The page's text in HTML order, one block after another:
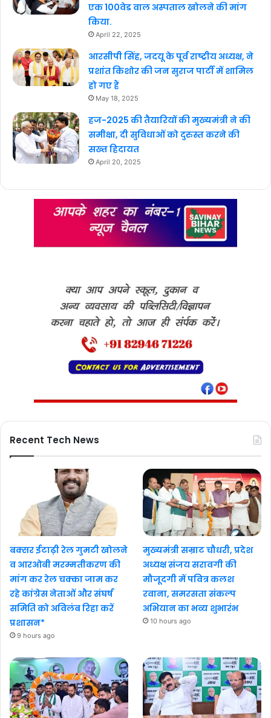
एक 100वेड वाल अस्पताल खोलने की मांग
किया.
April 22, 2025
आरसीपी सिंह, जदयू के पूर्व राष्ट्रीय अध्यक्ष, ने
प्रशांत किशोर की जन सुराज पार्टी में शामिल
हो गए हैं
May 18, 2025
हज-2025 की तैयारियों की मुख्यमंत्री ने की
समीक्षा, दी सुविधाओं को दुरुस्त करने की
सख्त हिदायत
April 20, 2025
Recent Tech News
बक्सर ईटाढ़ी रेल गुमटी खोलने
व आरओबी मरम्मतीकरण की
मांग कर रेल चक्का जाम कर
रहे कांग्रेस नेताओं और संघर्ष
समिति को अविलंब रिहा करें
प्रशासन*
9 hours ago
मुख्यमंत्री सम्राट चौधरी, प्रदेश
अध्यक्ष संजय सरावगी की
मौजूदगी में पवित्र कलश
रवाना, समरसता संकल्प
अभियान का भव्य शुभारंभ
10 hours ago